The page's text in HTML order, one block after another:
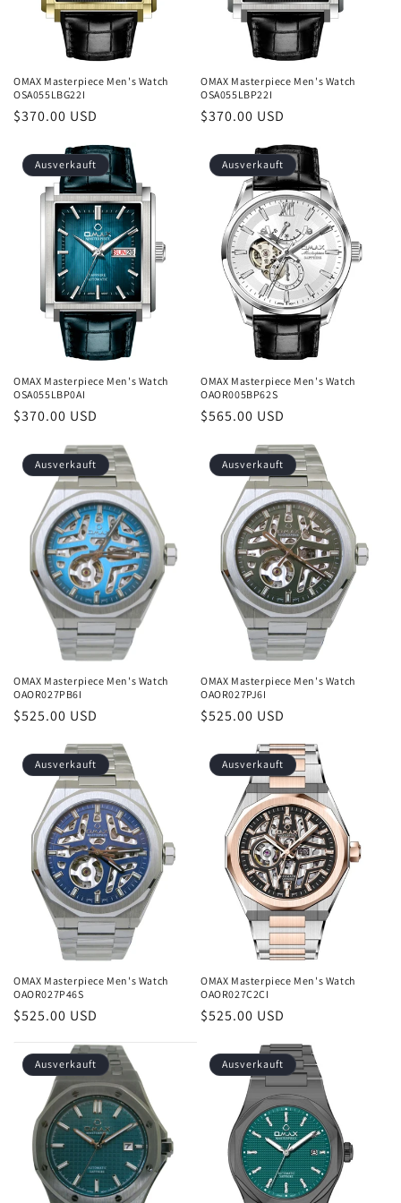
OMAX Masterpiece Men's Watch
OSA055LBG22I
Normaler
$370.00 USD
OMAX Masterpiece Men's Watch
OSA055LBP22I
Normaler
$370.00 USD
Ausverkauft
OMAX Masterpiece Men's Watch
OSA055LBP0AI
Normaler
$370.00 USD
Ausverkauft
OMAX Masterpiece Men's Watch
OAOR005BP62S
Normaler
$565.00 USD
Ausverkauft
OMAX Masterpiece Men's Watch
OAOR027PB6I
Normaler
$525.00 USD
Ausverkauft
OMAX Masterpiece Men's Watch
OAOR027PJ6I
Normaler
$525.00 USD
Ausverkauft
OMAX Masterpiece Men's Watch
OAOR027P46S
Normaler
$525.00 USD
Ausverkauft
OMAX Masterpiece Men's Watch
OAOR027C2CI
Normaler
$525.00 USD
Ausverkauft Ausverkauft